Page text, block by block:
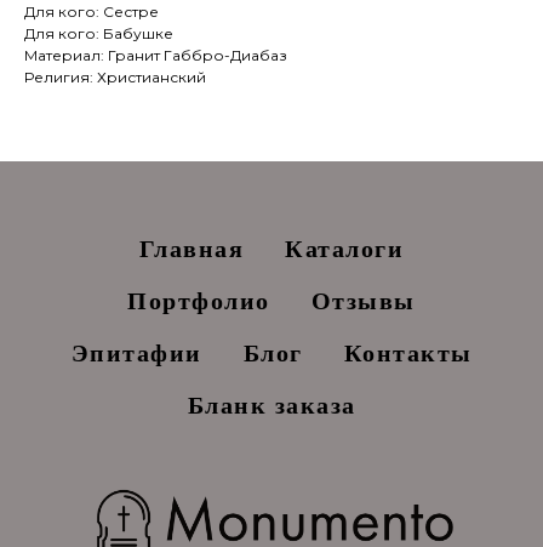
Для кого: Сестре
Для кого: Бабушке
Материал: Гранит Габбро-Диабаз
Религия: Христианский
Главная
Каталоги
Портфолио
Отзывы
Эпитафии
Блог
Контакты
Бланк заказа